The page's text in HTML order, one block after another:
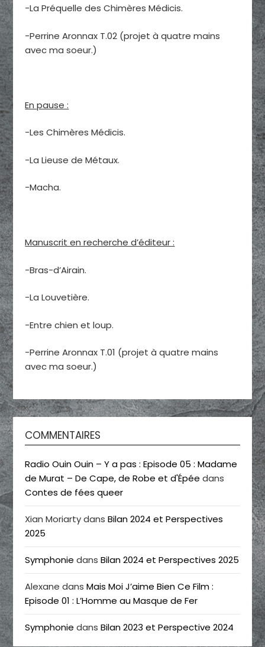
-La Préquelle des Chimères Médicis.
-Perrine Aronnax T.02 (projet à quatre mains
avec ma soeur.)
En pause :
-Les Chimères Médicis.
-La Lieuse de Métaux.
-Macha.
Manuscrit en recherche d’éditeur :
-Bras-d’Airain.
-La Louvetière.
-Entre chien et loup.
-Perrine Aronnax T.01 (projet à quatre mains
avec ma soeur.)
COMMENTAIRES
Radio Ouin Ouin – Y a pas : Episode 05 : Madame
de Murat – De Cape, de Robe et d'Épée dans
Contes de fées queer
Xian MoriartydansBilan 2024 et Perspectives
2025
Symphonie dansBilan 2024 et Perspectives 2025
Alexane dansMais Moi J’aime Bien Ce Film :
Episode 01 : L’Homme au Masque de Fer
Symphonie dansBilan 2023 et Perspective 2024